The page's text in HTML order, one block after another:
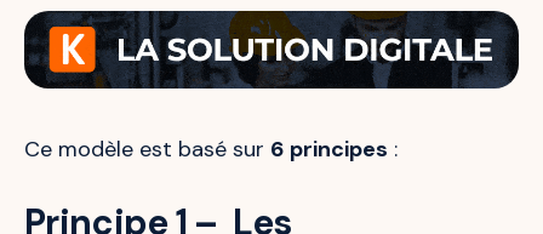
Ce modèle est basé sur 6 principes :
Principe 1 – Les